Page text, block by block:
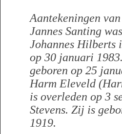
Aantekeningen
Jannes Santing
Johannes Hilberts
op 30 januari
geboren op 25
Harm Eleveld
is overleden op 3
Stevens. Zij is
1919.